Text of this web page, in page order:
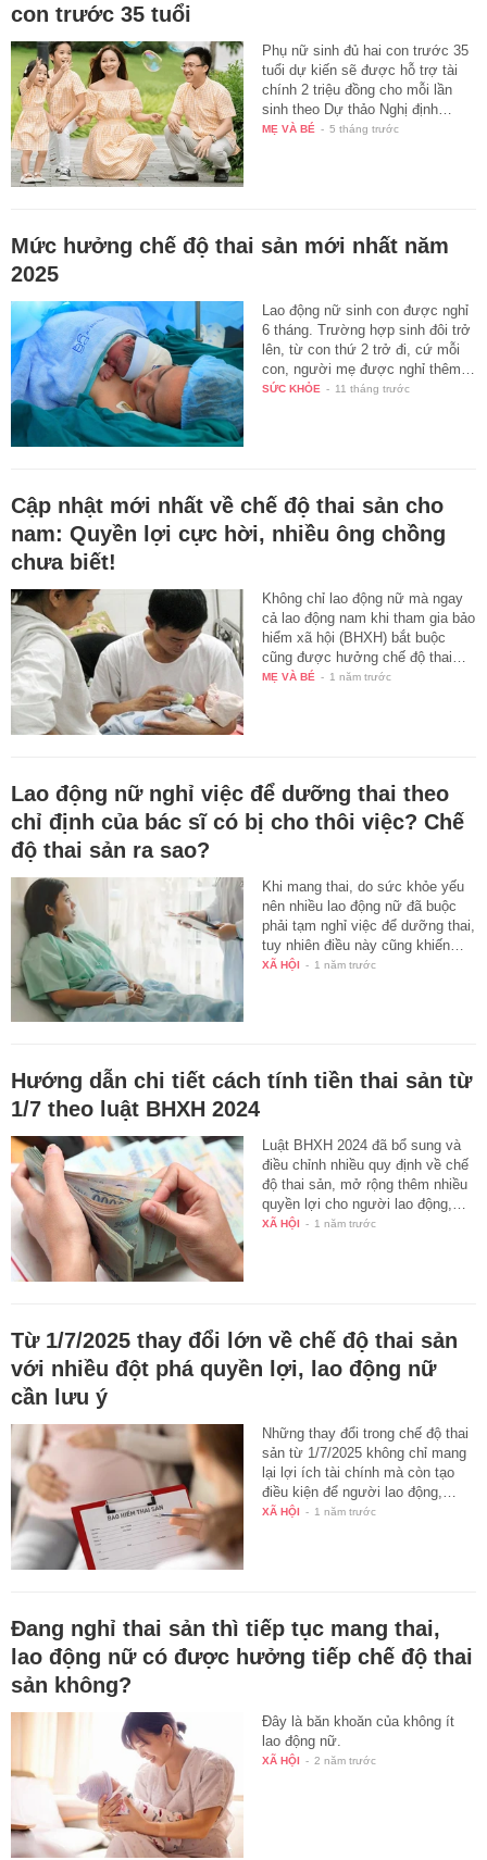
con trước 35 tuổi
Phụ nữ sinh đủ hai con trước 35
tuổi dự kiến sẽ được hỗ trợ tài
chính 2 triệu đồng cho mỗi lần
sinh theo Dự thảo Nghị định…
MẸ VÀ BÉ - 5 tháng trước
Mức hưởng chế độ thai sản mới nhất năm
2025
Lao động nữ sinh con được nghỉ
6 tháng. Trường hợp sinh đôi trở
lên, từ con thứ 2 trở đi, cứ mỗi
con, người mẹ được nghỉ thêm…
SỨC KHỎE - 11 tháng trước
Cập nhật mới nhất về chế độ thai sản cho
nam: Quyền lợi cực hời, nhiều ông chồng
chưa biết!
Không chỉ lao động nữ mà ngay
cả lao động nam khi tham gia bảo
hiểm xã hội (BHXH) bắt buộc
cũng được hưởng chế độ thai…
MẸ VÀ BÉ - 1 năm trước
Lao động nữ nghỉ việc để dưỡng thai theo
chỉ định của bác sĩ có bị cho thôi việc? Chế
độ thai sản ra sao?
Khi mang thai, do sức khỏe yếu
nên nhiều lao động nữ đã buộc
phải tạm nghỉ việc để dưỡng thai,
tuy nhiên điều này cũng khiến…
XÃ HỘI - 1 năm trước
Hướng dẫn chi tiết cách tính tiền thai sản từ
1/7 theo luật BHXH 2024
Luật BHXH 2024 đã bổ sung và
điều chỉnh nhiều quy định về chế
độ thai sản, mở rộng thêm nhiều
quyền lợi cho người lao động,…
XÃ HỘI - 1 năm trước
Từ 1/7/2025 thay đổi lớn về chế độ thai sản
với nhiều đột phá quyền lợi, lao động nữ
cần lưu ý
Những thay đổi trong chế độ thai
sản từ 1/7/2025 không chỉ mang
lại lợi ích tài chính mà còn tạo
điều kiện để người lao động,…
XÃ HỘI - 1 năm trước
Đang nghỉ thai sản thì tiếp tục mang thai,
lao động nữ có được hưởng tiếp chế độ thai
sản không?
Đây là băn khoăn của không ít
lao động nữ.
XÃ HỘI - 2 năm trước